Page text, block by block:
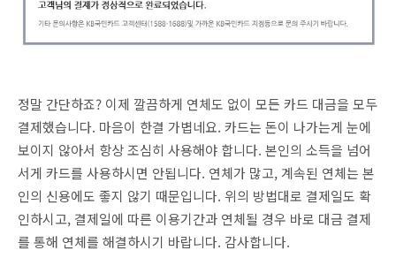
정말 간단하죠? 이제 깔끔하게 연체도 없이 모든 카드 대금을 모두
결제했습니다. 마음이 한결 가볍네요. 카드는 돈이 나가는게 눈에
보이지 않아서 항상 조심히 사용해야 합니다. 본인의 소득을 넘어
서게 카드를 사용하시면 안됩니다. 연체가 많고, 계속된 연체는 본
인의 신용에도 좋지 않기 때문입니다. 위의 방법대로 결제일도 확
인하시고, 결제일에 따른 이용기간과 연체될 경우 바로 대금 결제
를 통해 연체를 해결하시기 바랍니다. 감사합니다.